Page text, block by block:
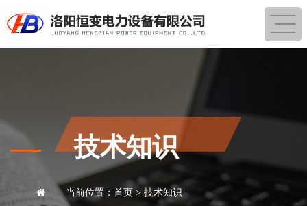
技术知识
当前位置： 首页> 技术知识